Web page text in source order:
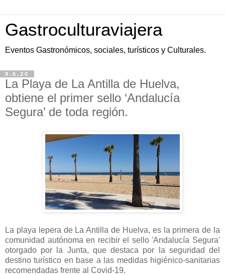
Gastroculturaviajera
Eventos Gastronómicos, sociales, turísticos y Culturales.
9.6.20
La Playa de La Antilla de Huelva,
obtiene el primer sello ‘Andalucía
Segura’ de toda región.
La playa lepera de La Antilla de Huelva, es la primera de la
comunidad autónoma en recibir el sello 'Andalucía Segura'
otorgado por la Junta, que destaca por la seguridad del
destino turístico en base a las medidas higiénico-sanitarias
recomendadas frente al Covid-19.